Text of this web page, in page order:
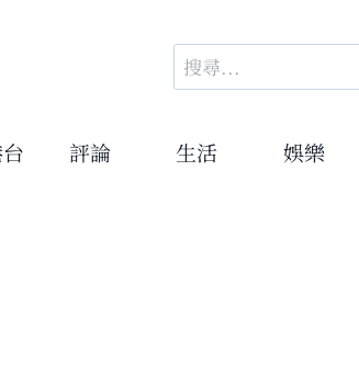
搜
尋
鍵
評論 生活 娛樂